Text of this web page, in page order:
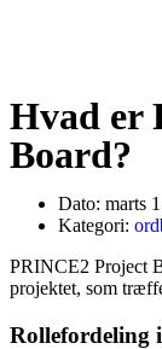
Hvad er
Board?
Dato: marts
Kategori:
PRINCE2 Project
projektet, som
Rollefordeling